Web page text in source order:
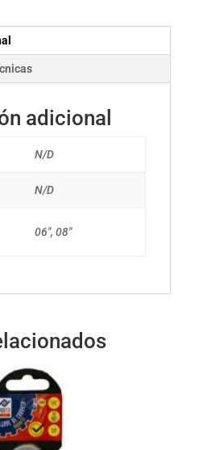
adicional
N/D
N/D
06", 08"